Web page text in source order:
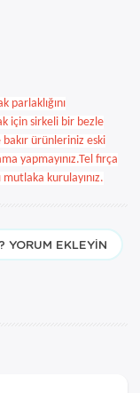
parlaklığını
için sirkeli bir bezle
ürünleriniz eski
yapmayınız.Tel fırça
mutlaka kurulayınız.
YORUM EKLEYIN